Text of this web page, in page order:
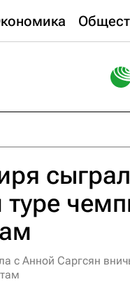
туре
с Анной Саргсян